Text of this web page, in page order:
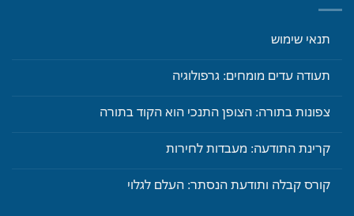
תנאי שימוש
תעודה עדים מומחים: גרפולוגיה
צפונות בתורה: הצופן התנכי הוא הקוד בתורה
קרינת התודעה: מעבדות לחירות
קורס קבלה ותודעת הנסתר: העלם לגלוי